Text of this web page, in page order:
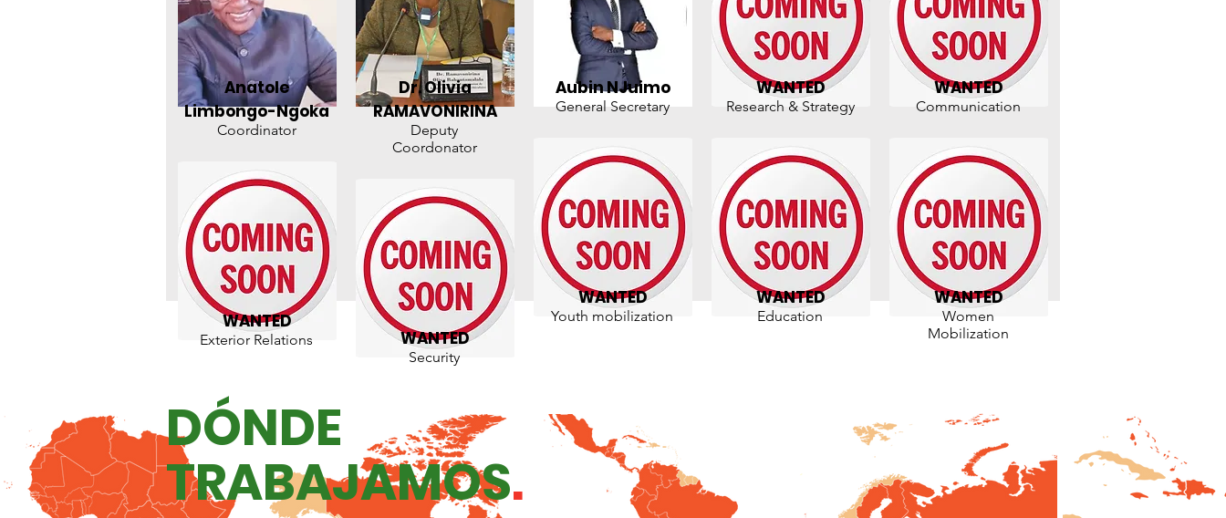
Anatole
Limbongo-Ngoka
Coordinator
WANTED
Exterior Relations
Dr. Olivia
RAMAVONIRINA
Deputy
Coordonator
WANTED
Security
Aubin NJuimo
General Secretary
WANTED
Youth mobilization
WANTED
Research & Strategy
WANTED
Education
WANTED
Communication
WANTED
Women
Mobilization
DÓNDE
TRABAJAMOS.